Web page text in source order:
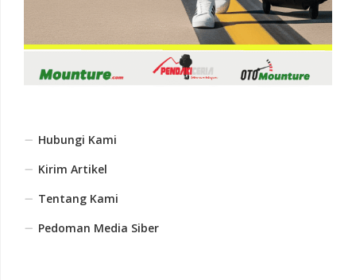
Hubungi Kami
Kirim Artikel
Tentang Kami
Pedoman Media Siber